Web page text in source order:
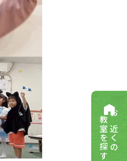
お近くの
教室を探す